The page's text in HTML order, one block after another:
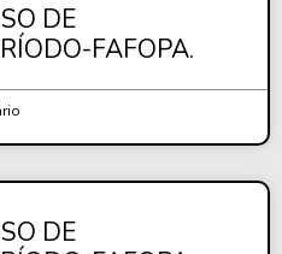
DE
FAFOPA.
DE